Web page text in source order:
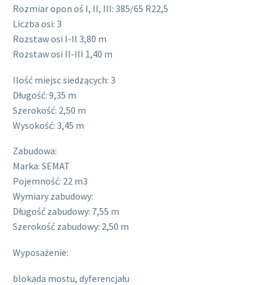
Rozmiar opon oś I, II, III: 385/65 R22,5
Liczba osi: 3
Rozstaw osi I-II 3,80 m
Rozstaw osi II-III 1,40 m
Ilość miejsc siedzących: 3
Długość: 9,35 m
Szerokość: 2,50 m
Wysokość: 3,45 m
Zabudowa:
Marka: SEMAT
Pojemność: 22 m3
Wymiary zabudowy:
Długość zabudowy: 7,55 m
Szerokość zabudowy: 2,50 m
Wyposażenie:
blokada mostu, dyferencjału